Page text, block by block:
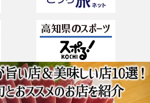
All Rights reserved.